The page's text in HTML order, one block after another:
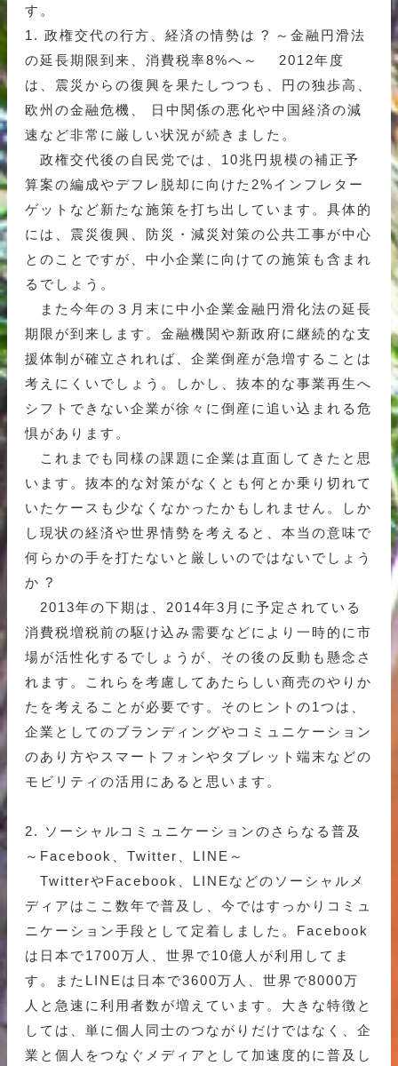
す。
1. 政権交代の行方、経済の情勢は ? ～金融円滑法
の延長期限到来、消費税率8%へ～ 2012年度
は、震災からの復興を果たしつつも、円の独歩高、
欧州の金融危機、 日中関係の悪化や中国経済の減
速など非常に厳しい状況が続きました。
政権交代後の自民党では、10兆円規模の補正予
算案の編成やデフレ脱却に向けた2%インフレター
ゲットなど新たな施策を打ち出しています。具体的
には、震災復興、防災・減災対策の公共工事が中心
とのことですが、中小企業に向けての施策も含まれ
るでしょう。
また今年の３月末に中小企業金融円滑化法の延長
期限が到来します。金融機関や新政府に継続的な支
援体制が確立されれば、企業倒産が急増することは
考えにくいでしょう。しかし、抜本的な事業再生へ
シフトできない企業が徐々に倒産に追い込まれる危
惧があります。
これまでも同様の課題に企業は直面してきたと思
います。抜本的な対策がなくとも何とか乗り切れて
いたケースも少なくなかったかもしれません。しか
し現状の経済や世界情勢を考えると、本当の意味で
何らかの手を打たないと厳しいのではないでしょう
か ?
2013年の下期は、2014年3月に予定されている
消費税増税前の駆け込み需要などにより一時的に市
場が活性化するでしょうが、その後の反動も懸念さ
れます。これらを考慮してあたらしい商売のやりか
たを考えることが必要です。そのヒントの1つは、
企業としてのブランディングやコミュニケーション
のあり方やスマートフォンやタブレット端末などの
モビリティの活用にあると思います。
2. ソーシャルコミュニケーションのさらなる普及
～Facebook、Twitter、LINE～
TwitterやFacebook、LINEなどのソーシャルメ
ディアはここ数年で普及し、今ではすっかりコミュ
ニケーション手段として定着しました。Facebook
は日本で1700万人、世界で10億人が利用してま
す。またLINEは日本で3600万人、世界で8000万
人と急速に利用者数が増えています。大きな特徴と
しては、単に個人同士のつながりだけではなく、企
業と個人をつなぐメディアとして加速度的に普及し